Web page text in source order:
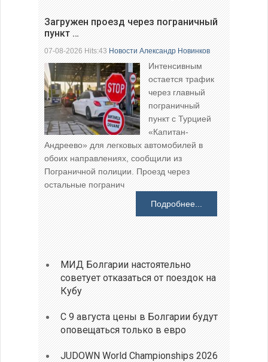
Загружен проезд через пограничный
пункт …
07-08-2026 Hits:43Новости Александр Новинков
Интенсивным
остается трафик
через главный
пограничный
пункт с Турцией
«Капитан-
Андреево» для легковых автомобилей в
обоих направлениях, сообщили из
Пограничной полиции. Проезд через
остальные погранич
Подробнее...
МИД Болгарии настоятельно
советует отказаться от поездок на
Кубу
С 9 августа цены в Болгарии будут
оповещаться только в евро
JUDOWN World Championships 2026